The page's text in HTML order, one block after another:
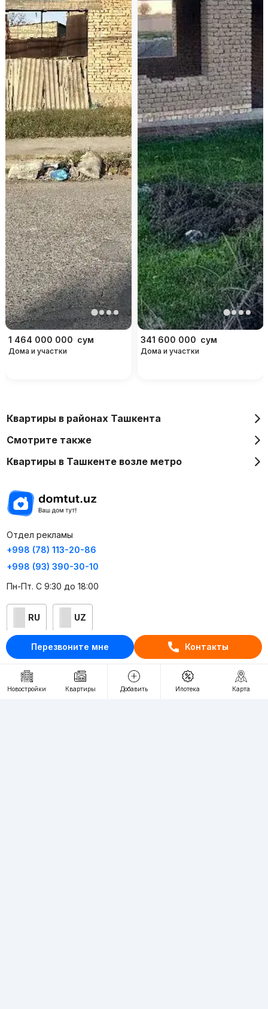
Перезвоните мне Контакты
1 464 000 000 сум
Дома и участки
341 600 000 сум
Дома и участки
Новостройки Квартиры Добавить Ипотека Карта
Квартиры в районах Ташкента
Смотрите также
Квартиры в Ташкенте возле метро
Отдел рекламы
+998 (78) 113-20-86
+998 (93) 390-30-10
Пн-Пт. С 9:30 до 18:00
RU UZ
Контакты
О проекте
Проект компании Webnow ©